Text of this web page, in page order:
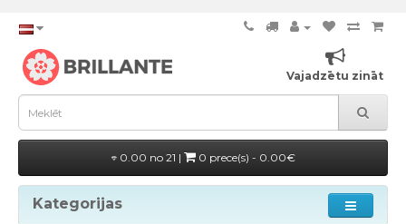
Vajadzētu zināt
0.00 no 21 | 0 prece(s) - 0.00€
Kategorijas